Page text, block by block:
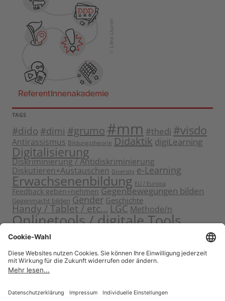
TAGS
#dido #dimi #grumo #mm #thedi #visdo
Antirassismus Bildungstheorie Didaktik digiLearning
Digitalisierung
Diskriminierung / Antidiskriminierung
Diskutieren+Austauschen Diversity e-Learning
Erwachsenenbildung EU / Europa
Feedback geben+nehmen GegenBewegungen bilden
Gegenmacht bilden Gender Geschichte
Handy / Tablet / etc... LGC Methode/n
Onlinetools / digitale Tools
Politische Bildung
Sensibilisieren Sichern+Verankern Solidarität
Starten+Kennenlernen Tagung
Teamentwicklung+Gruppendynamik
VideoVisualisierung Voneinander+miteinander lernen